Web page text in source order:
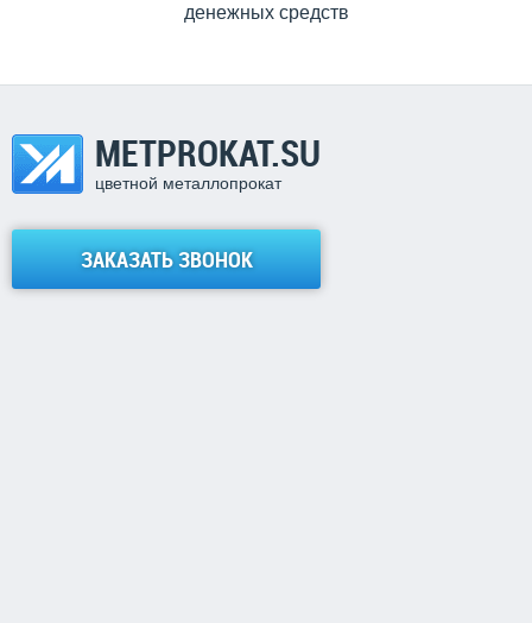
денежных средств
METPROKAT.SU
цветной металлопрокат
ЗАКАЗАТЬ ЗВОНОК